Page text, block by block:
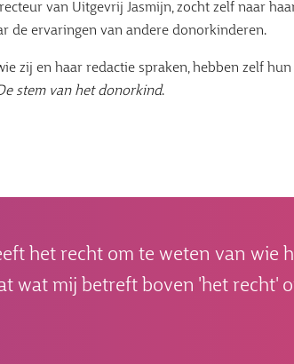
van Uitgevrij Jasmijn, zocht zelf naar
de ervaringen van andere donorkinderen.
zij en haar redactie spraken, hebben zelf
stem van het donorkind.
het recht om te weten van wie
wat mij betreft boven 'het recht'